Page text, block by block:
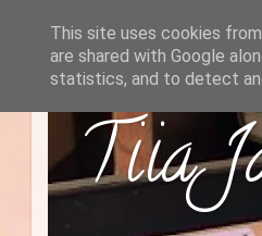
Tiia
This site uses cookies
are shared with Google
statistics, and to detect